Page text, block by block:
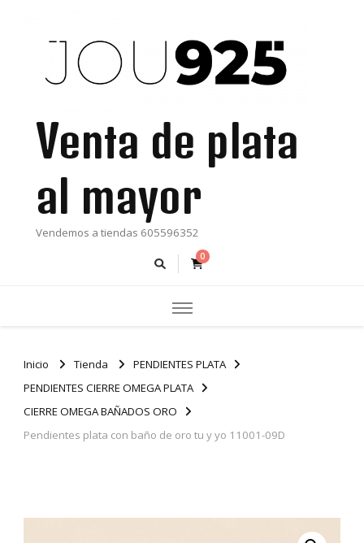
Venta de plata
al mayor
Vendemos a tiendas 605596352
0
Inicio Tienda
PENDIENTES PLATA
PENDIENTES CIERRE OMEGA PLATA
CIERRE OMEGA BAÑADOS ORO
Pendientes plata con baño de oro tu y yo 11001-09D